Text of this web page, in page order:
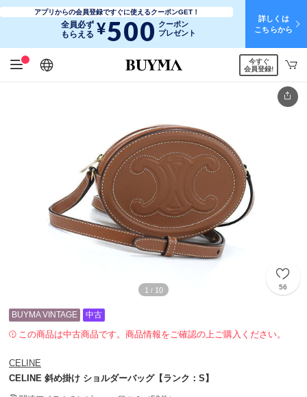
アプリからの会員登録ですぐに使えるクーポンGET！
全員必ず
もらえる ¥500 クーポン
プレゼント
詳しくは
こちらから
日本語
English
简体中文
繁體中文
今すぐ
会員登録!
1 / 10 56
BUYMA VINTAGE 中古
この商品は中古商品です。商品情報をご確認の上ご購入ください。
CELINE
CELINE 斜め掛け ショルダーバッグ【ランク：S】